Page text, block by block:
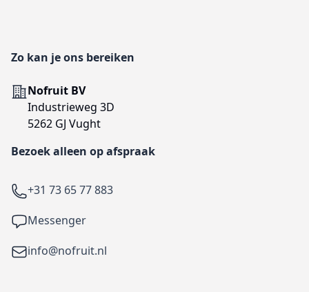
Zo kan je ons bereiken
AdresNofruit BV
Industrieweg 3D
5262 GJ Vught
Bezoek alleen op afspraak
Telefoon
+31 73 65 77 883
Facebook
Messenger
Emailinfo@nofruit.nl